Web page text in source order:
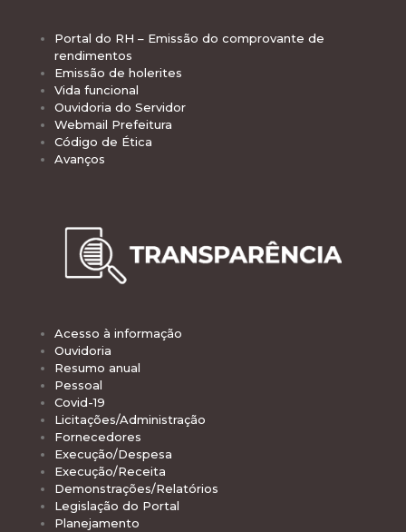
Portal do RH – Emissão do comprovante de
rendimentos
Emissão de holerites
Vida funcional
Ouvidoria do Servidor
Webmail Prefeitura
Código de Ética
Avanços
Acesso à informação
Ouvidoria
Resumo anual
Pessoal
Covid-19
Licitações/Administração
Fornecedores
Execução/Despesa
Execução/Receita
Demonstrações/Relatórios
Legislação do Portal
Planejamento